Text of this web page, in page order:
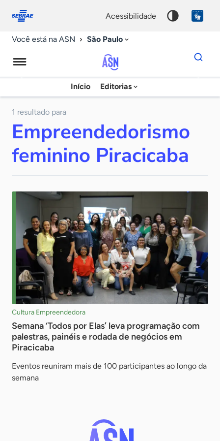
conosco
acessibilidade
Você está na ASN São Paulo
Agência
Sebrae
Notícias
Início Editorias
Dados
para
chave
1 resultado para
Empreendedorismo
feminino Piracicaba
Cultura Empreendedora
Semana ‘Todos por Elas’ leva programação com
palestras, painéis e rodada de negócios em
Piracicaba
Eventos reuniram mais de 100 participantes ao longo da
semana